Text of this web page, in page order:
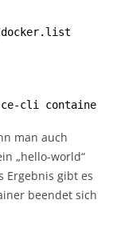
cli
man auch
„hello-world“
Ergebnis gibt es
beendet sich